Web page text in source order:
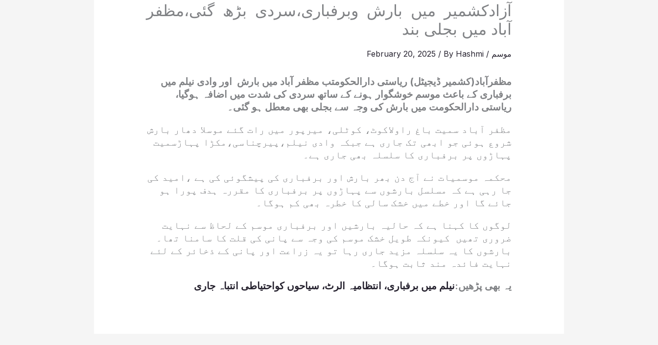
آزادکشمیر میں بارش وبرفباری،سردی بڑھ گئی،مظفر
آباد میں بجلی بند
موسم /
February 20, 2025 / By Hashmi
مظفرآباد(کشمیر ڈیجیٹل) ریاستی دارالحکومتب مظفر آباد میں بارش اور وادی نیلم میں
برفباری کے باعث موسم خوشگوار ہونے کے ساتھ سردی کی شدت میں اضافہ ہوگیا،
ریاستی دارالحکومت میں بارش کی وجہ سے بجلی بھی معطل ہو گئی۔
مظفر آباد سمیت باغ راولاکوٹ، کوٹلی، میرپور میں رات گئے موسلا دھار بارش
شروع ہوئی جو ابھی تک جاری ہے جبکہ وادی نیلم،پیرچناسی،مکڑا پہاڑسمیت
پہاڑوں پر برفباری کا سلسلہ بھی جاری ہے۔
محکمہ موسمیات نے آج دن بھر بارش اور برفباری کی پیشگوئی کی ہے ،امید کی
جا رہی ہے کہ مسلسل بارشوں سے پہاڑوں پر برفباری کا مقررہ ہدف پورا ہو
جائے گا اور خطے میں خشک سالی کا خطرہ بھی کم ہوگا۔
لوگوں کا کہنا ہے کہ حالیہ بارشیں اور برفباری موسم کے لحاظ سے نہایت
ضروری تھیں کیونکہ طویل خشک موسم کی وجہ سے پانی کی قلت کا سامنا تھا۔
بارشوں کا یہ سلسلہ مزید جاری رہا تو یہ زراعت اور پانی کے ذخائر کے لئے
نہایت فائدہ مند ثابت ہوگا۔
یہ بھی پڑھیں:نیلم میں برفباری، انتظامیہ الرٹ، سیاحوں کواحتیاطی انتباہ جاری